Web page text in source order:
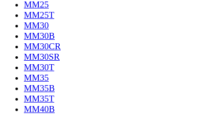
MM25
MM25T
MM30
MM30B
MM30CR
MM30SR
MM30T
MM35
MM35B
MM35T
MM40B